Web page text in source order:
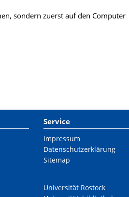
sondern zuerst auf den Computer
Service
Impressum
Datenschutzerklärung
Sitemap
Universität Rostock